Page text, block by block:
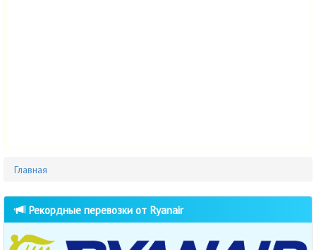
Главная
Рекордные перевозки от Ryanair